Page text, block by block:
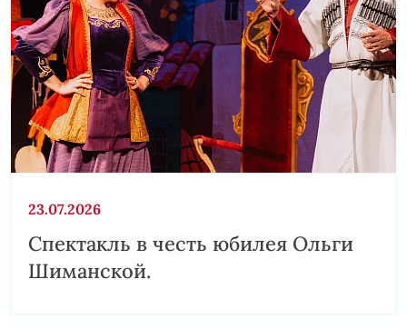
23.07.2026
Спектакль в честь юбилея Ольги
Шиманской.